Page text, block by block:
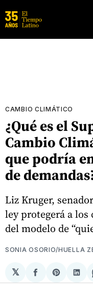
CAMBIO CLIMÁTICO
¿Qué es el
Cambio
que podría
de
Liz Kruger,
ley protegerá a los
del modelo de
SONIA OSORIO/HUELLA
𝕏
Compartir
en
Share
on
en